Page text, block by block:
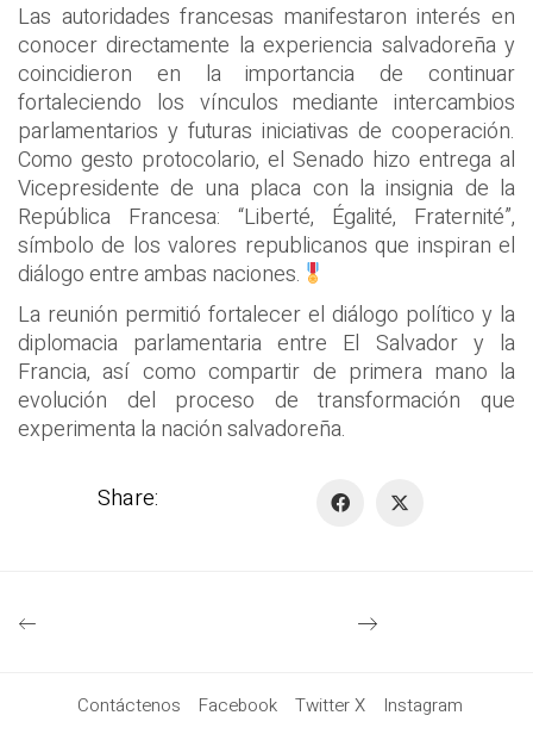
Las autoridades francesas manifestaron interés en
conocer directamente la experiencia salvadoreña y
coincidieron en la importancia de continuar
fortaleciendo los vínculos mediante intercambios
parlamentarios y futuras iniciativas de cooperación.
Como gesto protocolario, el Senado hizo entrega al
Vicepresidente de una placa con la insignia de la
República Francesa: “Liberté, Égalité, Fraternité”,
símbolo de los valores republicanos que inspiran el
diálogo entre ambas naciones.
La reunión permitió fortalecer el diálogo político y la
diplomacia parlamentaria entre El Salvador y la
Francia, así como compartir de primera mano la
evolución del proceso de transformación que
experimenta la nación salvadoreña.
Share:
Contáctenos Facebook Twitter X Instagram